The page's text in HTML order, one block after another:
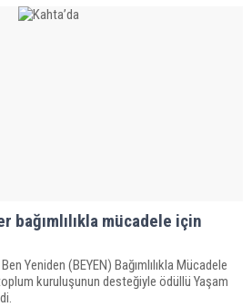
bağımlılıkla mücadele için
Yeniden (BEYEN) Bağımlılıkla Mücadele
kuruluşunun desteğiyle ödüllü Yaşam